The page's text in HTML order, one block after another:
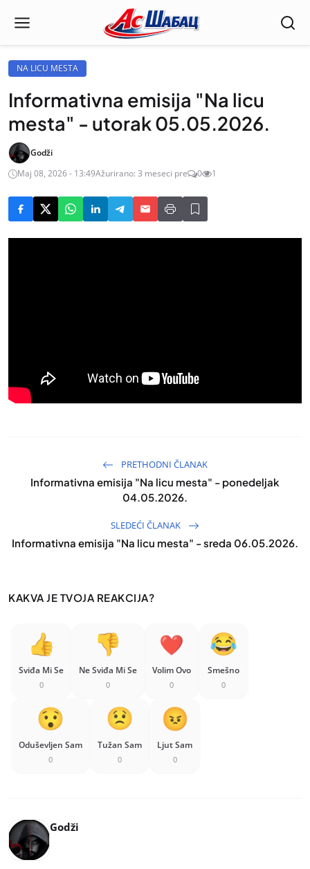
NA LICU MESTA
Informativna emisija "Na licu
mesta" - utorak 05.05.2026.
Godži
Maj 08, 2026 - 13:49Ažurirano: 3 meseci pre 0 1
PRETHODNI ČLANAK
Informativna emisija "Na licu mesta" - ponedeljak
04.05.2026.
SLEDEĆI ČLANAK
Informativna emisija "Na licu mesta" - sreda 06.05.2026.
KAKVA JE TVOJA REAKCIJA?
Sviđa Mi Se
0
Ne Sviđa Mi Se
0
Volim Ovo
0
Smešno
0
Oduševljen Sam
0
Tužan Sam
0
Ljut Sam
0
Godži